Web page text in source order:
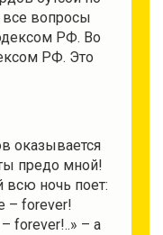
все вопросы
РФ. Во
РФ. Это
оказывается
предо мной!
всю ночь поет:
– forever!
forever!..» – а